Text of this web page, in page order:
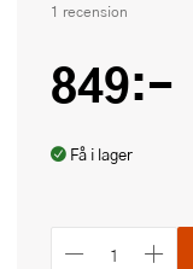
1 recension
849:-
Få i lager